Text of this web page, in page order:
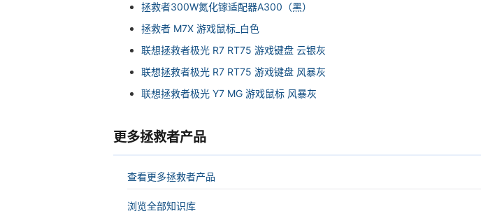
拯救者300W氮化镓适配器A300（黑）
拯救者 M7X 游戏鼠标_白色
联想拯救者极光 R7 RT75 游戏键盘 云银灰
联想拯救者极光 R7 RT75 游戏键盘 风暴灰
联想拯救者极光 Y7 MG 游戏鼠标 风暴灰
更多拯救者产品
查看更多拯救者产品
浏览全部知识库